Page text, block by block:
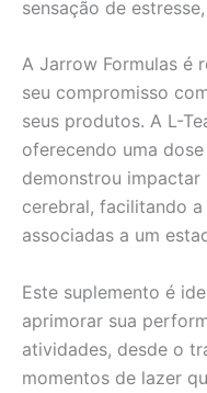
sensação de
A Jarrow Formulas é
seu compromisso
seus produtos. A L-
oferecendo uma
demonstrou
cerebral, facilitando
associadas a um
Este suplemento é
aprimorar sua
atividades, desde o
momentos de lazer